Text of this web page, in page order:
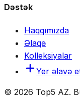
Dəstək
Haqqımızda
Əlaqə
Kolleksiyalar
Yer əlavə
© 2026 Top5 AZ.